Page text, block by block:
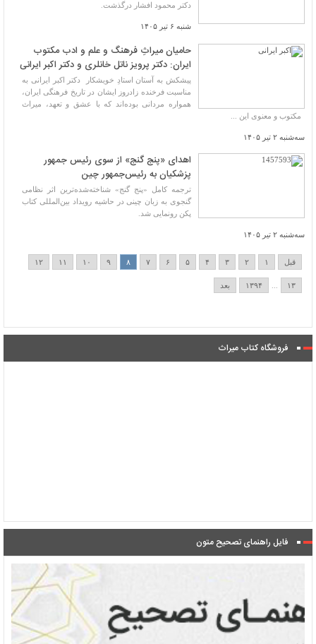
دکتر محمود افشار درگذشت.
شنبه ۶ تیر ۱۴۰۵
حامیان میراثِ فرهنگ و علم و ادب مکتوب
ایران: دکتر پرویز ناتل خانلری و دکتر اکبر ایرانی
پیشکش به آستان استادِ خویشکار دکتر اکبر ایرانی به
مناسبت فرخنده زادروز ایشان در تاریخ فرهنگی ایران،
همواره مردانی بوده‌اند که با عشق و تعهد، میراث
مکتوب و معنوی این ...
سه‌شنبه ۲ تیر ۱۴۰۵
اهدای «پنج گنج» از سوی رئیس جمهور
پزشکیان به رئیس‌جمهور چین
ترجمه کامل «پنج گنج» شناخته‌شده‌ترین اثر نظامی
گنجوی به زبان چینی در حاشیه رویداد بین‌المللی کتاب
پکن رونمایی‌ شد.
سه‌شنبه ۲ تیر ۱۴۰۵
قبل ۱ ۲ ۳ ۴ ۵ ۶ ۷ ۸ ۹ ۱۰ ۱۱ ۱۲
۱۳ ۱۳۹۴ بعد
فروشگاه کتاب میراث
فایل راهنمای تصحیح متون